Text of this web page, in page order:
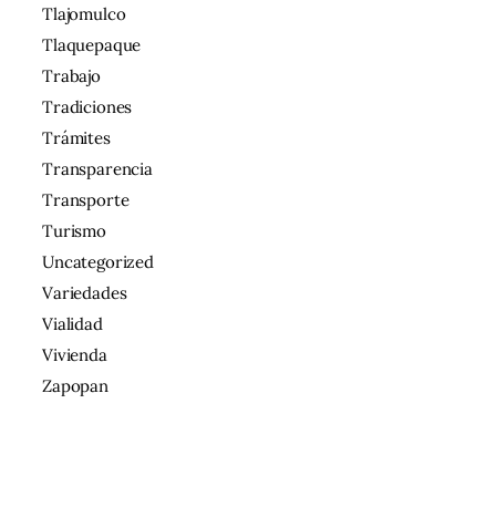
Tlajomulco
Tlaquepaque
Trabajo
Tradiciones
Trámites
Transparencia
Transporte
Turismo
Uncategorized
Variedades
Vialidad
Vivienda
Zapopan